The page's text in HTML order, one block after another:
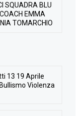
SQUADRA BLU
EMMA
TOMARCHIO
13 19 Aprile
Violenza